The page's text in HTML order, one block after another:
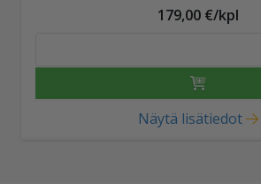
179,00 €/kpl
Näytä lisätiedot